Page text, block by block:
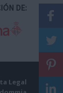
DE:
Legal